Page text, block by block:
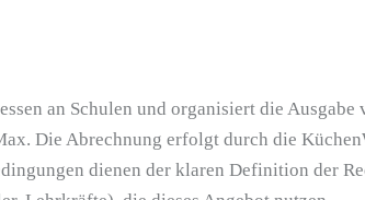
an Schulen und organisiert die Ausgabe
Die Abrechnung erfolgt durch die
dienen der klaren Definition der